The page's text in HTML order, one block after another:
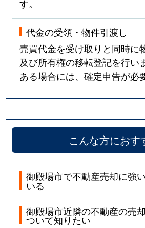
す。
代金の受領・物件引渡し
売買代金を受け取りと同時に
及び所有権の移転登記を行い
ある場合には、確定申告が必
こんな方におす
御殿場市で不動産売却に強
いる
御殿場市近隣の不動産の売
ついて知りたい